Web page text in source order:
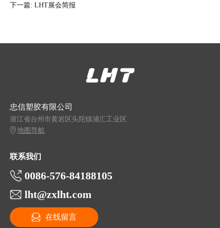
下一篇: LHT展会简报
忠信塑胶有限公司
浙江省台州市黄岩区头陀镇浦汇工业区
地图导航
联系我们
0086-576-84188105
lht@zxlht.com
在线留言